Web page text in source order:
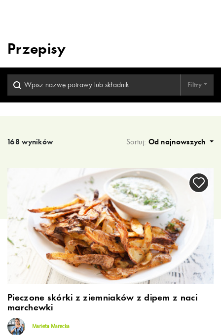
Przepisy
Filtry
168 wyników Sortuj: Od najnowszych
Wyniki wyszukiwania
Pieczone skórki z ziemniaków z dipem z naci
marchewki
Marieta Marecka